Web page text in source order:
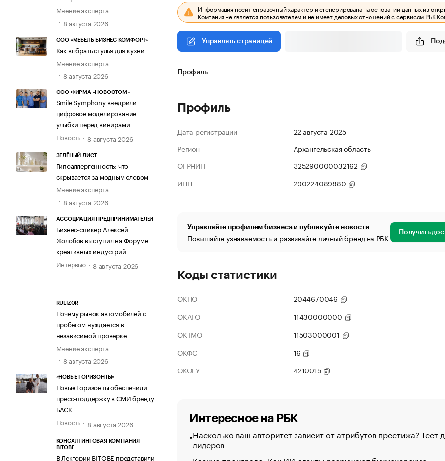
Мнение эксперта
8 августа 2026
ООО «МЕБЕЛЬ БИЗНЕС КОМФОРТ»
Как выбрать стулья для кухни
Мнение эксперта
8 августа 2026
ООО ФИРМА «НОВОСТОМ»
Smile Symphony внедрили
цифровое моделирование
улыбки перед винирами
Новость
8 августа 2026
ЗЕЛЁНЫЙ ЛИСТ
Гипоаллергенность: что
скрывается за модным словом
Мнение эксперта
8 августа 2026
АССОЦИАЦИЯ ПРЕДПРИНИМАТЕЛЕЙ
Бизнес-спикер Алексей
Жолобов выступил на Форуме
креативных индустрий
Интервью
8 августа 2026
RULIZOR
Почему рынок автомобилей с
пробегом нуждается в
независимой проверке
Мнение эксперта
8 августа 2026
«НОВЫЕ ГОРИЗОНТЫ»
Новые Горизонты обеспечили
пресс-поддержку в СМИ бренду
БАСК
Новость
8 августа 2026
КОНСАЛТИНГОВАЯ КОМПАНИЯ
BITOBE
В Лектории BITOBE представили
Информация носит справочный характер и сгенерирована на основании данных из
Компания не является пользователем и не имеет деловых отношений с сервисом РБК
Управлять страницей
Профиль
Профиль
Дата регистрации
22 августа 2025
Регион
Архангельская область
ОГРНИП
325290000032162
ИНН
290224089880
Управляйте профилем бизнеса и публикуйте новости
Повышайте узнаваемость и развивайте личный бренд на РБК Получить
Коды статистики
ОКПО
2044670046
ОКАТО
11430000000
ОКТМО
11503000001
ОКФС
16
ОКОГУ
4210015
Интересное на РБК
Насколько ваш авторитет зависит от атрибутов престижа? Тест
лидеров